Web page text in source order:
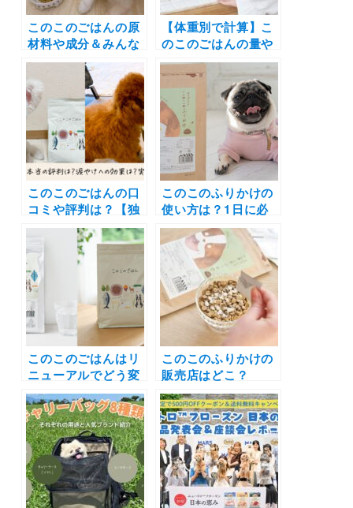
このこのごはんの原
材料や成分＆みんな
の口コミまとめて紹
介！ 涙やけ・体臭・
毛並みの悩みをもつ
飼い主さんに評判の
人気国産ドッグフー
ドを調べてみたよ
【体重別で計算】こ
のこのごはんの量や
1日あたりの値段
は？うちの子の適正
な給餌量と継続した
場合の月の費用を知
ろう
このこのごはんの口
コミや評判は？【独
自アンケート実施】
涙やけなど目元が気
になる愛犬の健康維
持に。悪評はほん
と？ 開発会社へ独占
取材しました！
このこのふりかけの
使い方は？1日に必
要な量＆1ヶ月の値
段を小型犬と大型犬
で比較して調べてみ
た！食べ方のポイン
トも紹介します♪
このこのごはんはリ
ニューアルでどう変
わった？値段や原材
料や栄養成分・パワ
ーアップのポイント
は？実際に愛犬に与
えてみました
このこのふりかけの
販売店はどこ？
Amazonや楽天でも
購入できる？一番お
得に買える方法を調
べてみた！ふりかけ
タイプで簡単にでき
る愛犬のお口ケア